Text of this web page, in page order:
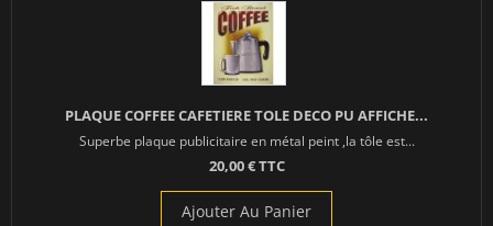
PLAQUE COFFEE CAFETIERE TOLE DECO PU AFFICHE...
Superbe plaque publicitaire en métal peint ,la tôle est...
20,00 € TTC
Ajouter Au Panier